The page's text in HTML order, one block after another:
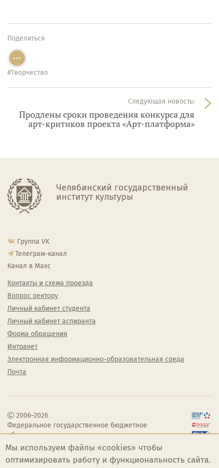
Поделиться
#Творчество
Следующая новость:
Продлены сроки проведения конкурса для
арт-критиков проекта «Арт-платформа»
Челябинский государственный
институт культуры
Группа VK
Телеграм-канал
Канал в Макс
Контакты и схема проезда
Вопрос ректору
Личный кабинет студента
Личный кабинет аспиранта
Форма обращения
Интранет
Электронная информационно-образовательная среда
Почта
2006–2026
Федеральное государственное бюджетное
образовательное учреждение высшего
образования «Челябинский государственный
институт культуры»
Мы используем файлы «cookies» чтобы
оптимизировать работу и функциональность сайта.